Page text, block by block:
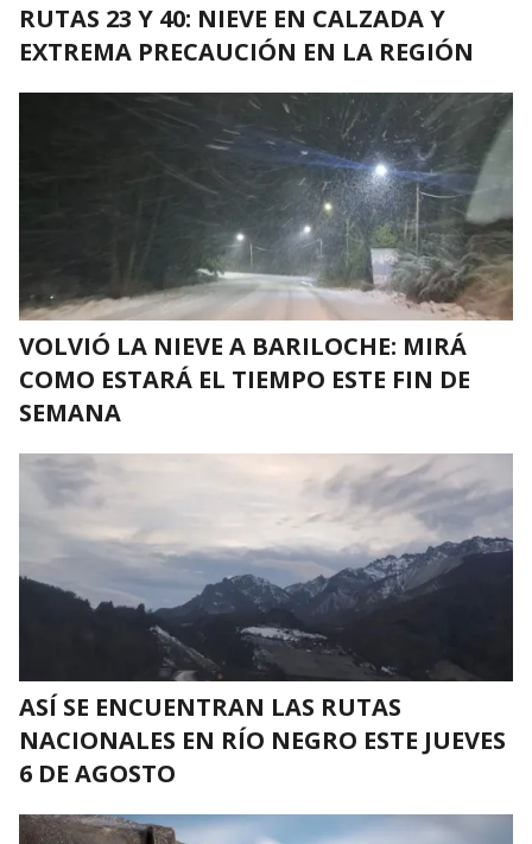
RUTAS 23 Y 40: NIEVE EN CALZADA Y
EXTREMA PRECAUCIÓN EN LA REGIÓN
VOLVIÓ LA NIEVE A BARILOCHE: MIRÁ
COMO ESTARÁ EL TIEMPO ESTE FIN DE
SEMANA
ASÍ SE ENCUENTRAN LAS RUTAS
NACIONALES EN RÍO NEGRO ESTE JUEVES
6 DE AGOSTO